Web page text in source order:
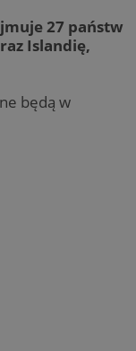
27 państw
Islandię,
będą w